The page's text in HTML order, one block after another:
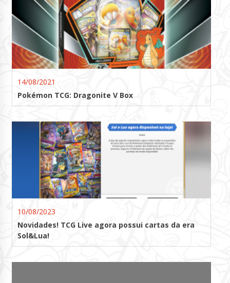
14/08/2021
Pokémon TCG: Dragonite V Box
10/08/2023
Novidades! TCG Live agora possui cartas da era
Sol&Lua!